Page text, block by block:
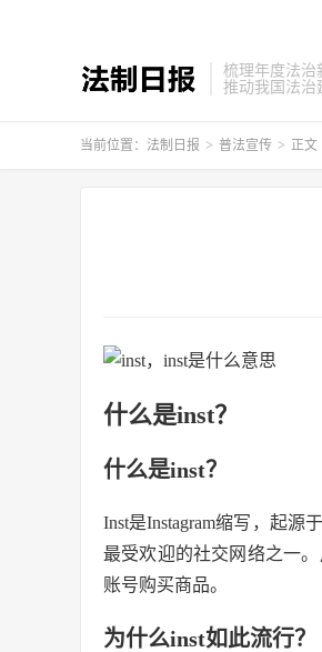
梳理年度法治
推动我国法治
当前位置： 法制日报 > 普法宣传 > 正文
什么是inst？
什么是inst？
Inst是Instagram缩写，起
最受欢迎的社交网络之一
账号购买商品。
为什么inst如此流行？